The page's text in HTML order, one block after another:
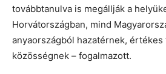
továbbtanulva is megállják a
Horvátországban, mind
anyaországból hazatérnek, értékes
közösségnek – fogalmazott.